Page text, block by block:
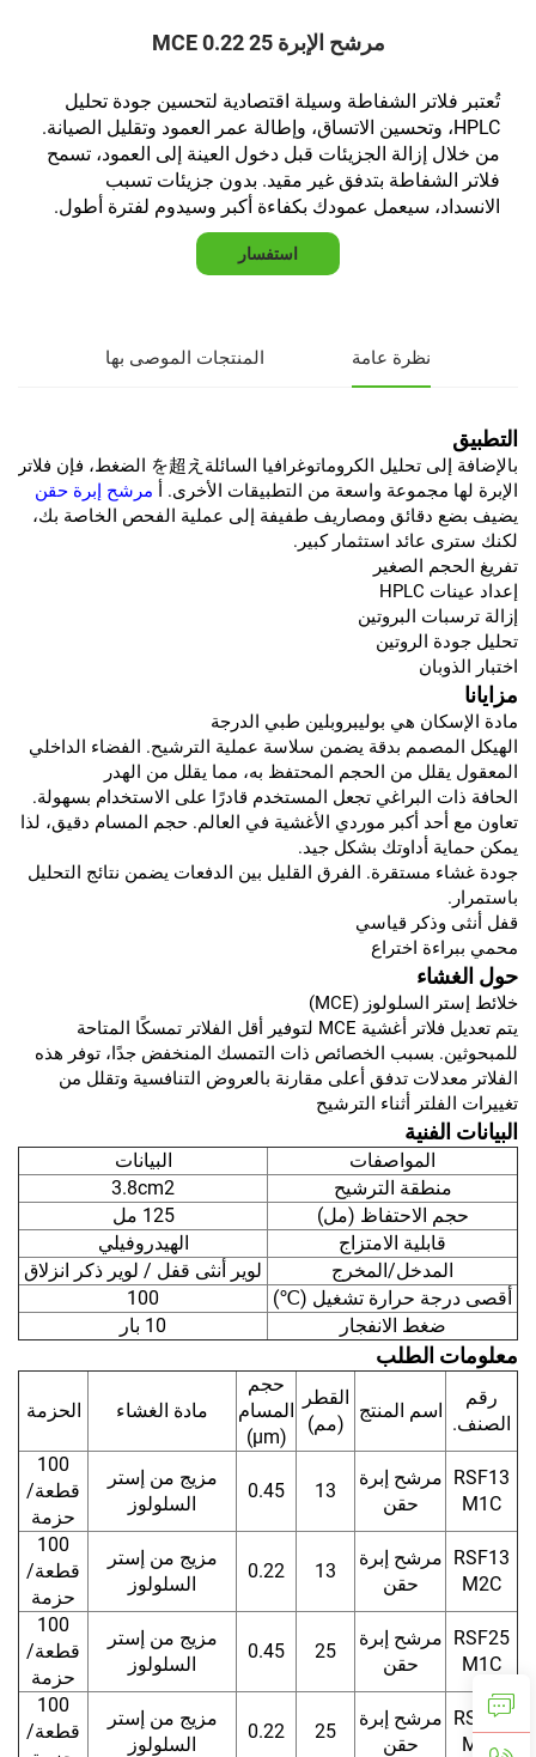
مرشح الإبرة 25 0.22 MCE
تُعتبر فلاتر الشفاطة وسيلة اقتصادية لتحسين جودة تحليل
HPLC، وتحسين الاتساق، وإطالة عمر العمود وتقليل الصيانة.
من خلال إزالة الجزيئات قبل دخول العينة إلى العمود، تسمح
فلاتر الشفاطة بتدفق غير مقيد. بدون جزيئات تسبب
الانسداد، سيعمل عمودك بكفاءة أكبر وسيدوم لفترة أطول.
استفسار
نظرة عامة المنتجات الموصى بها
التطبيق
بالإضافة إلى تحليل الكروماتوغرافيا السائلةを超え الضغط، فإن فلاتر
الإبرة لها مجموعة واسعة من التطبيقات الأخرى. أ مرشح إبرة حقن
يضيف بضع دقائق ومصاريف طفيفة إلى عملية الفحص الخاصة بك،
لكنك سترى عائد استثمار كبير.
تفريغ الحجم الصغير
إعداد عينات HPLC
إزالة ترسبات البروتين
تحليل جودة الروتين
اختبار الذوبان
مزايانا
مادة الإسكان هي بوليبروبلين طبي الدرجة
الهيكل المصمم بدقة يضمن سلاسة عملية الترشيح. الفضاء الداخلي
المعقول يقلل من الحجم المحتفظ به، مما يقلل من الهدر
الحافة ذات البراغي تجعل المستخدم قادرًا على الاستخدام بسهولة.
تعاون مع أحد أكبر موردي الأغشية في العالم. حجم المسام دقيق، لذا
يمكن حماية أداوتك بشكل جيد.
جودة غشاء مستقرة. الفرق القليل بين الدفعات يضمن نتائج التحليل
باستمرار.
قفل أنثى وذكر قياسي
محمي ببراءة اختراع
حول الغشاء
خلائط إستر السلولوز (MCE)
يتم تعديل فلاتر أغشية MCE لتوفير أقل الفلاتر تمسكًا المتاحة
للمبحوثين. بسبب الخصائص ذات التمسك المنخفض جدًا، توفر هذه
الفلاتر معدلات تدفق أعلى مقارنة بالعروض التنافسية وتقلل من
تغييرات الفلتر أثناء الترشيح
البيانات الفنية
المواصفات
البيانات
منطقة الترشيح
3.8cm2
حجم الاحتفاظ (مل)
125 مل
قابلية الامتزاج
الهيدروفيلي
المدخل/المخرج
لوير أنثى قفل / لوير ذكر انزلاق
أقصى درجة حرارة تشغيل (℃)
100
ضغط الانفجار
10 بار
معلومات الطلب
رقم
الصنف.
اسم المنتج
القطر
(مم)
حجم
المسام
(μm)
مادة الغشاء الحزمة
RSF13
M1C
مرشح إبرة
حقن
13
0.45
مزيج من إستر
السلولوز
100
قطعة/
حزمة
RSF13
M2C
مرشح إبرة
حقن
13
0.22
مزيج من إستر
السلولوز
100
قطعة/
حزمة
RSF25
M1C
مرشح إبرة
حقن
25
0.45
مزيج من إستر
السلولوز
100
قطعة/
حزمة
RSF25
M2C
مرشح إبرة
حقن
25
0.22
مزيج من إستر
السلولوز
100
قطعة/